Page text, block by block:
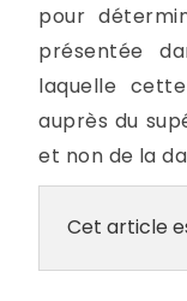
pour
présentée
laquelle
auprès du
et non de la
Cet article